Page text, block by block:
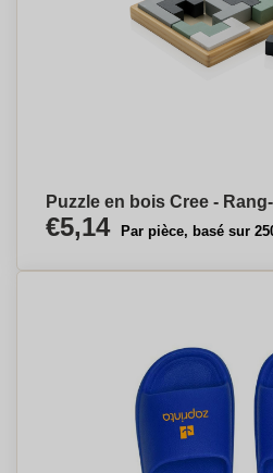
Puzzle en bois Cree -
€5,14 Par pièce, basé sur